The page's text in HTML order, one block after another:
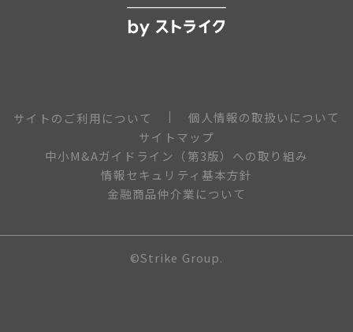
サイトのご利用について
個人情報の取扱いについて
サイトマップ
中小M&Aガイドライン（第3版）への取り組み
情報セキュリティ基本方針
金融商品仲介業について
©Strike Group.